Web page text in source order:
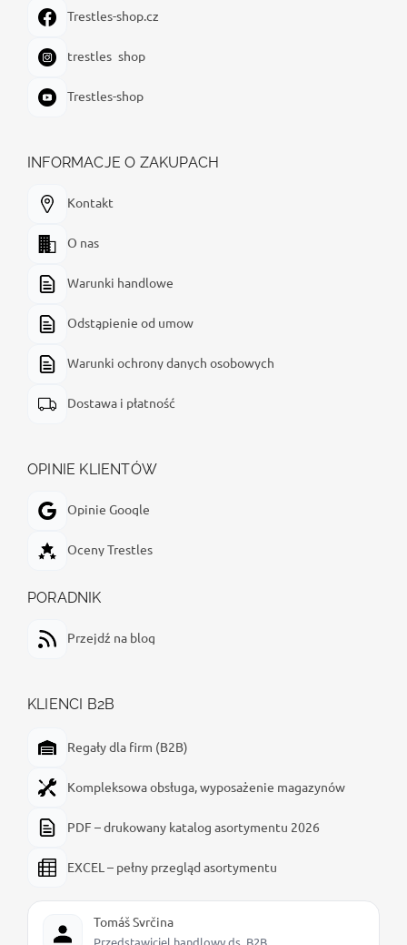
Trestles-shop.cz
trestles_shop
Trestles-shop
INFORMACJE O ZAKUPACH
Kontakt
O nas
Warunki handlowe
Odstąpienie od umow
Warunki ochrony danych osobowych
Dostawa i płatność
OPINIE KLIENTÓW
Opinie Google
Oceny Trestles
PORADNIK
Przejdź na blog
KLIENCI B2B
Regały dla firm (B2B)
Kompleksowa obsługa, wyposażenie magazynów
PDF – drukowany katalog asortymentu 2026
EXCEL – pełny przegląd asortymentu
Tomáš Svrčina
Przedstawiciel handlowy ds. B2B